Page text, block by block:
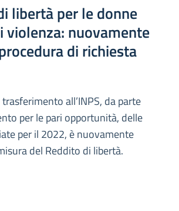
libertà per le donne
nuovamente
di richiesta
all’INPS, da parte
per le pari opportunità, delle
per il 2022, è nuovamente
del Reddito di libertà.